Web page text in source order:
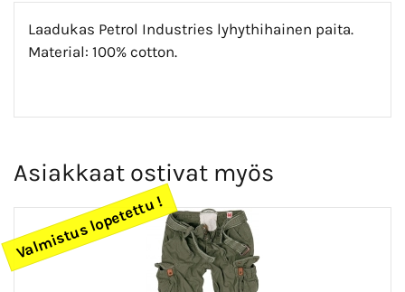
Laadukas Petrol Industries lyhythihainen paita.
Material: 100% cotton.
Asiakkaat ostivat myös
Valmistus lopetettu !